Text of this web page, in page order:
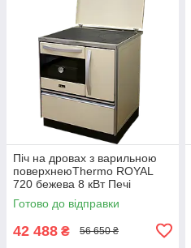
Піч на дровах з варильною
поверхнеюThermo ROYAL
720 бежева 8 кВт Печі
опалювальні Буржуйки MBS з
водяним контуром
Готово до відправки
42 488 ₴ 56 650 ₴